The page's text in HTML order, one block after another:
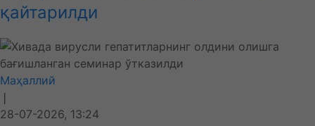
қайтарилди
Маҳаллий
❘
28-07-2026, 13:24